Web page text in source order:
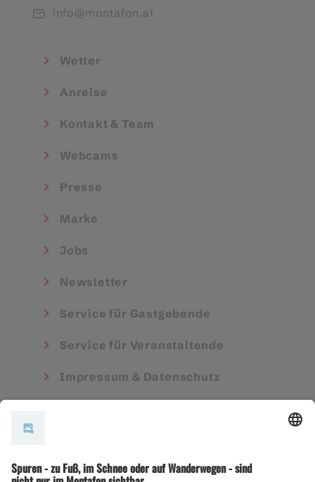
info@montafon.at
Wetter
Anreise
Kontakt & Team
Webcams
Presse
Marke
Jobs
Newsletter
Service für Gastgebende
Service für Veranstaltende
Impressum & Datenschutz